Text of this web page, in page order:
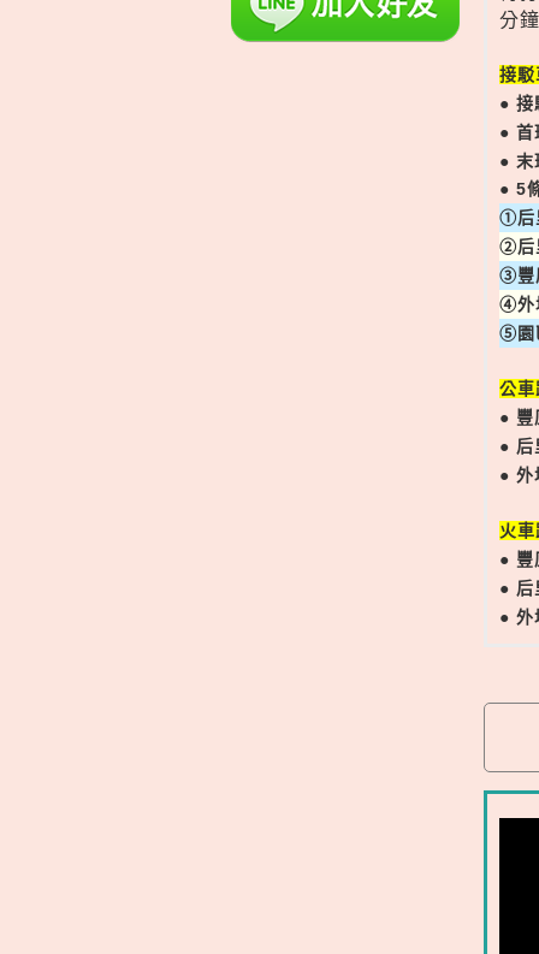
分
接駁
● 接
● 首
● 末
● 5
➀后
➁后
➂豐
➃外
➄園
公車
● 豐
● 后
● 外
火
● 豐
● 后
● 外